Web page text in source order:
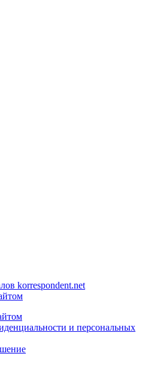
korrespondent.net
и персональных